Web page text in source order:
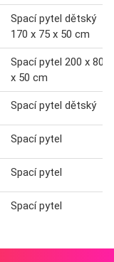
Spací pytel dětský
170 x 75 x 50 cm
Spací pytel 200 x 80
x 50 cm
Spací pytel dětský
Spací pytel
Spací pytel
Spací pytel